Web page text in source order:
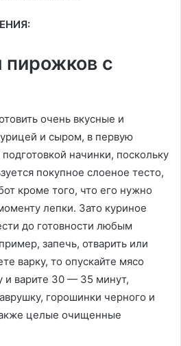
пирожков с
очень вкусные и
и сыром, в первую
начинки, поскольку
покупное слоеное тесто,
кроме того, что его нужно
лепки. Зато куриное
до готовности любым
запечь, отварить или
варку, то опускайте мясо
и варите 30 — 35 минут,
горошинки черного и
целые очищенные